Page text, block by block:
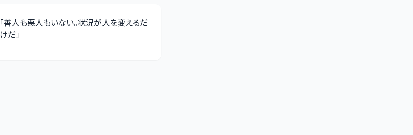
「善人も悪人もいない。状況が人を変えるだ
けだ」